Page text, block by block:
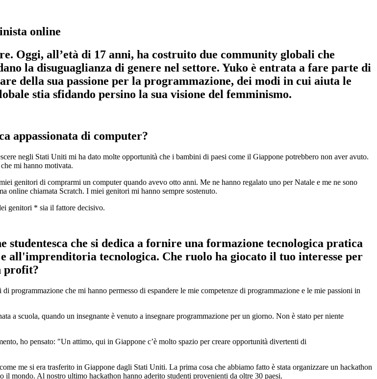
online
Oggi, all’età di 17 anni, ha costruito due community globali che
la disuguaglianza di genere nel settore. Yuko è entrata a fare parte di
della sua passione per la programmazione, dei modi in cui aiuta le
stia sfidando persino la sua visione del femminismo.
appassionata di computer?
negli Stati Uniti mi ha dato molte opportunità che i bambini di paesi come il Giappone potrebbero non aver avuto.
mi hanno motivata.
genitori di comprarmi un computer quando avevo otto anni. Me ne hanno regalato uno per Natale e me ne sono
online chiamata Scratch. I miei genitori mi hanno sempre sostenuto.
genitori * sia il fattore decisivo.
che si dedica a fornire una formazione tecnologica pratica
tecnologica. Che ruolo ha giocato il tuo interesse per
profit?
che mi hanno permesso di espandere le mie competenze di programmazione e le mie passioni in
a scuola, quando un insegnante è venuto a insegnare programmazione per un giorno. Non è stato per niente
ho pensato: "Un attimo, qui in Giappone c’è molto spazio per creare opportunità divertenti di
me si era trasferito in Giappone dagli Stati Uniti. La prima cosa che abbiamo fatto è stata organizzare un hackathon
mondo. Al nostro ultimo hackathon hanno aderito studenti provenienti da oltre 30 paesi.